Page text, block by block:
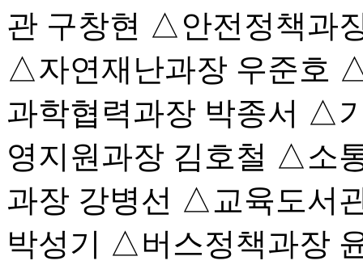
관 구창현 △안전정책과
△자연재난과장 우준호
과학협력과장 박종서 △
영지원과장 김호철 △소
과장 강병선 △교육도서
박성기 △버스정책과장